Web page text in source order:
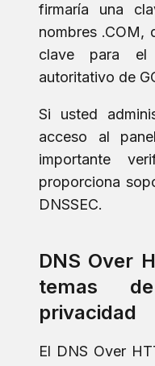
firmaría una
nombres .COM,
clave para el
autoritativo de
Si usted
acceso al
importante
proporciona
DNSSEC.
DNS Over
temas
privacidad
El DNS Over